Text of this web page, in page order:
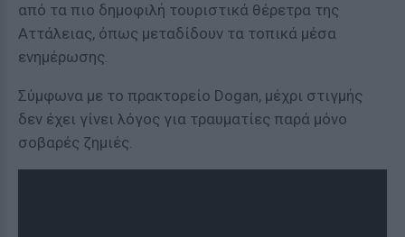
από τα πιο δημοφιλή τουριστικά θέρετρα της
Αττάλειας, όπως μεταδίδουν τα τοπικά μέσα
ενημέρωσης.
Σύμφωνα με το πρακτορείο Dogan, μέχρι στιγμής
δεν έχει γίνει λόγος για τραυματίες παρά μόνο
σοβαρές ζημιές.